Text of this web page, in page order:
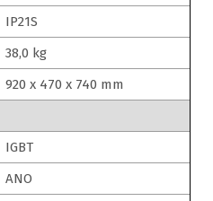
IP21S
38,0 kg
920 x 470 x 740 mm
IGBT
ANO